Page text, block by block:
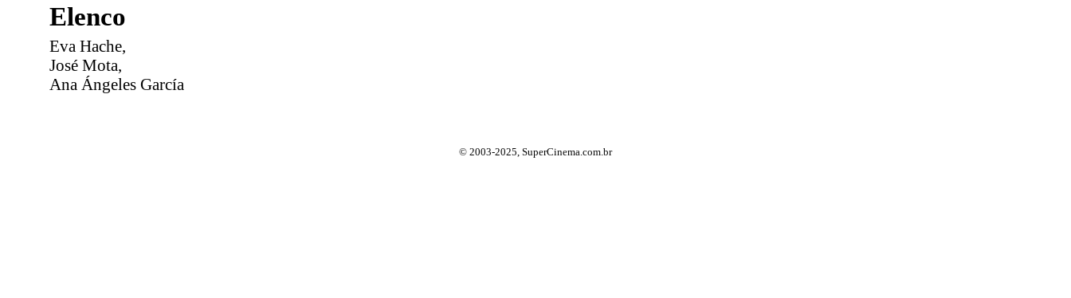
Elenco
Eva Hache,
José Mota,
Ana Ángeles García
© 2003-2025, SuperCinema.com.br